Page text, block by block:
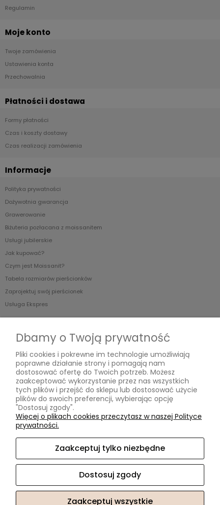
Regulamin
Moje konto
Twoje zamówienia
Ustawienia konta
Przechowalnia
Płatności i dostawa
Formy płatności
Czas i koszty dostawy
Czas realizacji zamówienia
Informacje
Polityka prywatności
Dożywotnia gwarancja
Grawerowanie
Biżuteria pozłacana z moissanitem
Usługi jubilerskie
Jak kupować?
Czym jest Moissanit?
Tabela rozmiarów pierścionków
Zaprojektuj swój pierścionek
Usługa Ekspres
O Nas
MOISSANIT.PL
Pn-Pt w godzinach 11.00-17.00 (po wcześniejszym umówieniu)
ul. Swarzewska 58 lok.3
01-821 Warszawa
Obsługa Klienta
sklep@moissanit.pl
Dbamy o Twoją prywatność
Pliki cookies i pokrewne im technologie umożliwiają
poprawne działanie strony i pomagają nam
dostosować ofertę do Twoich potrzeb. Możesz
zaakceptować wykorzystanie przez nas wszystkich
tych plików i przejść do sklepu lub dostosować użycie
plików do swoich preferencji, wybierając opcję
"Dostosuj zgody".
Więcej o plikach cookies przeczytasz w naszej Polityce
prywatności.
Zaakceptuj tylko niezbędne
Dostosuj zgody
Zaakceptuj wszystkie